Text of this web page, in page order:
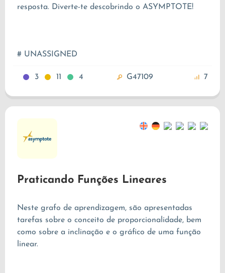
resposta. Diverte-te descobrindo o ASYMPTOTE!
# UNASSIGNED
3 11 4 G47109 7
Praticando Funções Lineares
Neste grafo de aprendizagem, são apresentadas
tarefas sobre o conceito de proporcionalidade, bem
como sobre a inclinação e o gráfico de uma função
linear.